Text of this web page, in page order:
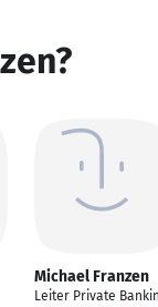
Michael Franzen
Leiter Private